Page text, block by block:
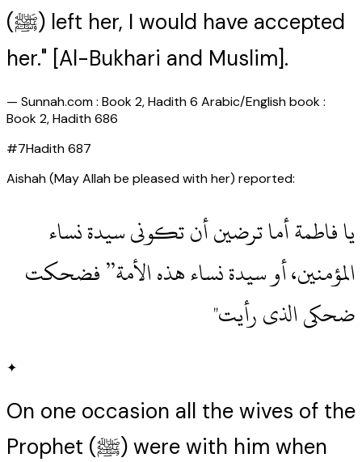
(ﷺ) left her, I would have accepted
her." [Al-Bukhari and Muslim].
— Sunnah.com : Book 2, Hadith 6 Arabic/English book :
Book 2, Hadith 686
#7Hadith687
Aishah (May Allah be pleased with her) reported:
‏يا فاطمة أما ترضين أن تكونى سيدة نساء
المؤمنين، أو سيدة نساء هذه الأمة” فضحكت
ضحكى الذى رأيت‏"
✦
On one occasion all the wives of the
Prophet (ﷺ) were with him when